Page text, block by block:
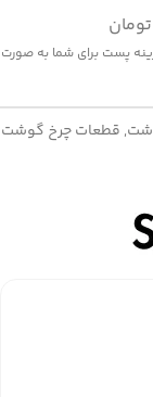
تومان شود هزینه پست برای شما به صورت
, قطعات چرخ گوشت